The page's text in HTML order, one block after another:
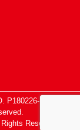
P180226-1
Reserved.